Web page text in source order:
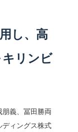
し、高
リンビ
義、冨田勝両
ディングス株式